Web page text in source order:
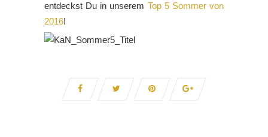
entdeckst Du in unserem Top 5 Sommer von
2016!